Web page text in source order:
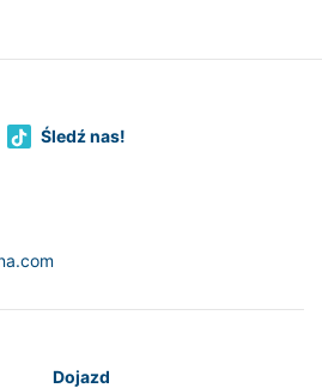
Śledź nas!
Dojazd